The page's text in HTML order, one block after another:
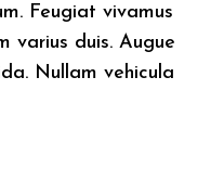
Feugiat vivamus
varius duis. Augue
Nullam vehicula